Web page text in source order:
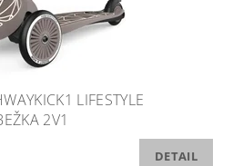
LIFESTYLE
2V1
DETAIL